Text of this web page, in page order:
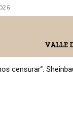
VALLE
censurar”: